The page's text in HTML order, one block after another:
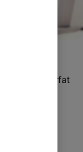
du har surfat